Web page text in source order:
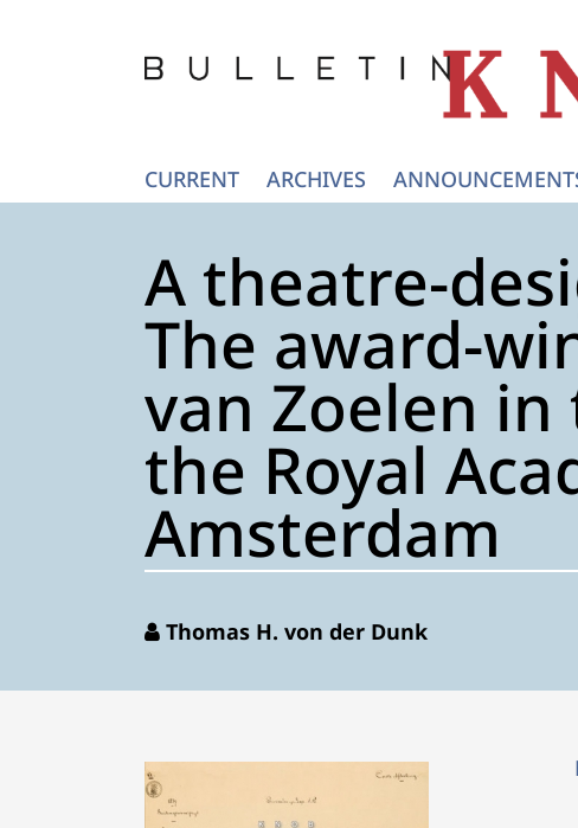
CURRENT ARCHIVES
A theatre-
The award-
van Zoelen
the Royal
Amsterdam
Thomas H. von der Dunk